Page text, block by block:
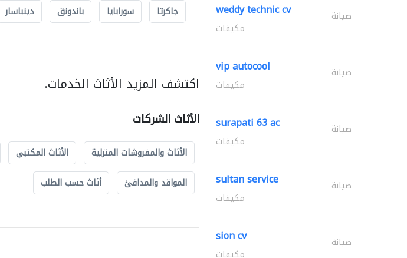
جاكرتا سورابايا باندونق دينباسار
اكتشف المزيد الأثاث الخدمات.
الأثاث الشركات
الأثاث والمفروشات المنزلية الأثاث المكتبي
المواقد والمدافئ
أثاث حسب الطلب
weddy technic cv صيانة
مكيفات
vip autocool صيانة
مكيفات
surapati 63 ac صيانة
مكيفات
sultan service صيانة
مكيفات
sion cv صيانة
مكيفات